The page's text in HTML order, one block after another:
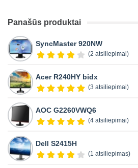
Panašūs produktai
SyncMaster 920NW
(2 atsiliepimai)
Acer R240HY bidx
(3 atsiliepimai)
AOC G2260VWQ6
(4 atsiliepimai)
Dell S2415H
(1 atsiliepimas)